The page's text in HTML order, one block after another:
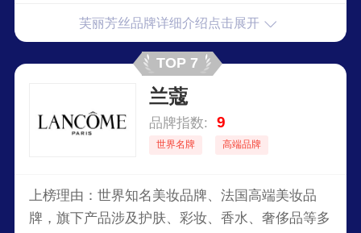
芙丽芳丝品牌详细介绍点击展开
TOP 7
兰蔻
品牌指数: 9
世界名牌 高端品牌
上榜理由：世界知名美妆品牌、法国高端美妆品
牌，旗下产品涉及护肤、彩妆、香水、奢侈品等多